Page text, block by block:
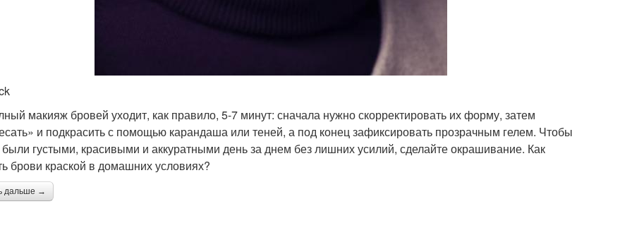
макияж бровей уходит, как правило, 5-7 минут: сначала нужно скорректировать их форму, затем
и подкрасить с помощью карандаша или теней, а под конец зафиксировать прозрачным гелем. Чтобы
густыми, красивыми и аккуратными день за днем без лишних усилий, сделайте окрашивание. Как
брови краской в домашних условиях?
дальше →